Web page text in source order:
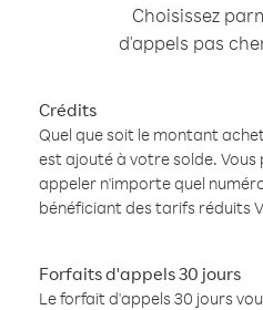
Choisissez
d'appels pas
Crédits
Quel que soit le montant
est ajouté à votre solde. Vous
appeler n'importe quel
bénéficiant des tarifs réduits
Forfaits d'appels 30 jours
Le forfait d'appels 30 jours